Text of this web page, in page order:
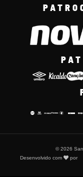
© 2026
Desenvolvido com
por